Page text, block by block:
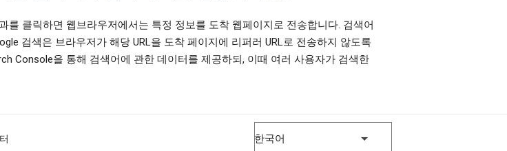
클릭하면 웹브라우저에서는 특정 정보를 도착 웹페이지로 전송합니다. 검색어
검색은 브라우저가 해당 URL을 도착 페이지에 리퍼러 URL로 전송하지 않도록
Console을 통해 검색어에 관한 데이터를 제공하되, 이때 여러 사용자가 검색한
한국어